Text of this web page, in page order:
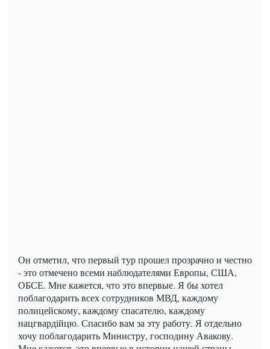
Он отметил, что первый тур прошел прозрачно и честно
- это отмечено всеми наблюдателями Европы, США,
ОБСЕ. Мне кажется, что это впервые. Я бы хотел
поблагодарить всех сотрудников МВД, каждому
полицейскому, каждому спасателю, каждому
нацгвардійцю. Спасибо вам за эту работу. Я отдельно
хочу поблагодарить Министру, господину Авакову.